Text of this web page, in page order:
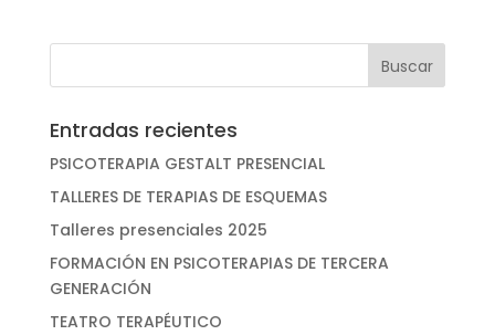
Entradas recientes
PSICOTERAPIA GESTALT PRESENCIAL
TALLERES DE TERAPIAS DE ESQUEMAS
Talleres presenciales 2025
FORMACIÓN EN PSICOTERAPIAS DE TERCERA
GENERACIÓN
TEATRO TERAPÉUTICO